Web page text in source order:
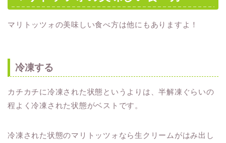
マリトッツォの美味しい食べ方は他にもありますよ！
冷凍する
カチカチに冷凍された状態というよりは、半解凍ぐらいの
程よく冷凍された状態がベストです。
冷凍された状態のマリトッツォなら生クリームがはみ出し